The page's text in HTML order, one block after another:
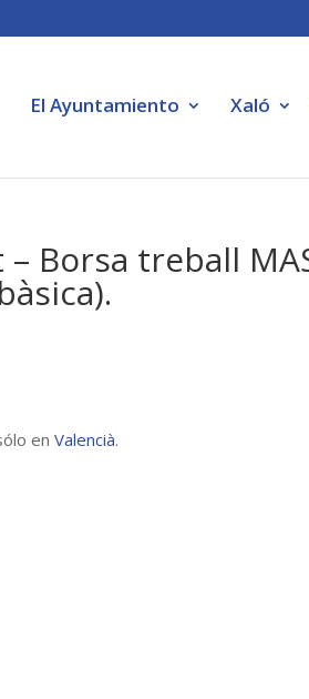
El Ayuntamiento Xaló
Borsa treball
enValencià.